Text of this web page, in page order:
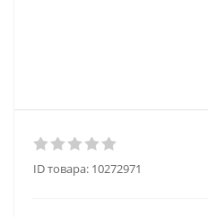
ID товара: 10272971